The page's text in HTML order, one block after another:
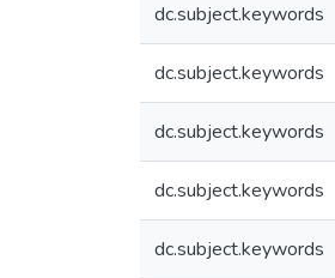
dc.subject.keywords
dc.subject.keywords
dc.subject.keywords
dc.subject.keywords
dc.subject.keywords